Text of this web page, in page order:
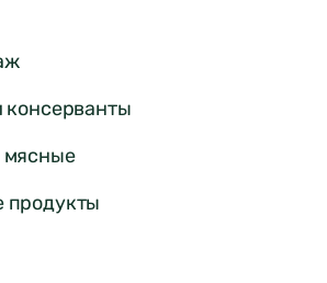
консерванты
мясные
продукты